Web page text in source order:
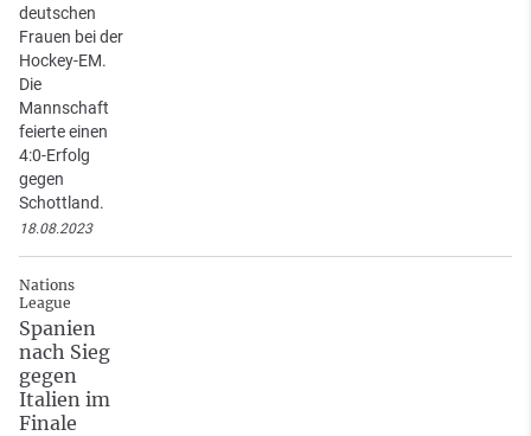
deutschen
Frauen bei der
Hockey-EM.
Die
Mannschaft
feierte einen
4:0-Erfolg
gegen
Schottland.
18.08.2023
Nations
League
Spanien
nach Sieg
gegen
Italien im
Finale